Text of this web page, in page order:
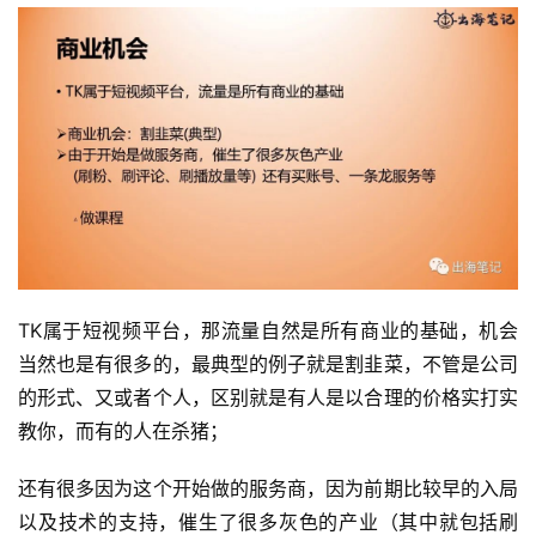
TK属于短视频平台，那流量自然是所有商业的基础，机会
当然也是有很多的，最典型的例子就是割韭菜，不管是公司
的形式、又或者个人，区别就是有人是以合理的价格实打实
教你，而有的人在杀猪；
还有很多因为这个开始做的服务商，因为前期比较早的入局
以及技术的支持，催生了很多灰色的产业（其中就包括刷